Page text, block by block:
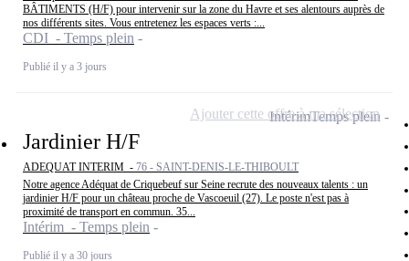
BÂTIMENTS (H/F) pour intervenir sur la zone du Havre et ses alentours auprès de
nos différents sites. Vous entretenez les espaces verts :...
CDI - Temps plein
Publié il y a 3 jours
Jardinier H/F
ADEQUAT INTERIM - 76 - SAINT-DENIS-LE-THIBOULT
Notre agence Adéquat de Criquebeuf sur Seine recrute des nouveaux talents : un
jardinier H/F pour un château proche de Vascoeuil (27). Le poste n'est pas à
proximité de transport en commun. 35...
Intérim - Temps plein
Publié il y a 30 jours
IntérimTemps plein
Ajouter cette offre à ma sélection